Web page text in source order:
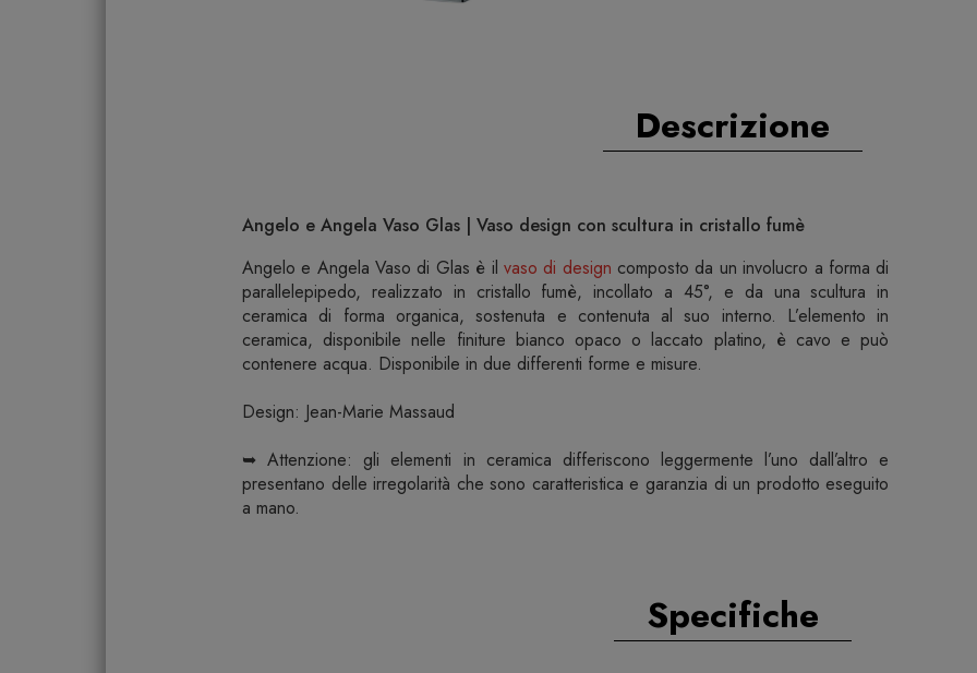
Descrizione
Angelo e Angela Vaso Glas | Vaso design con scultura in cristallo fumè
Angelo e Angela Vaso di Glas è il vaso di design composto da un involucro a forma di
parallelepipedo, realizzato in cristallo fumè, incollato a 45°, e da una scultura in
ceramica di forma organica, sostenuta e contenuta al suo interno. L’elemento in
ceramica, disponibile nelle finiture bianco opaco o laccato platino, è cavo e può
contenere acqua. Disponibile in due differenti forme e misure.
Design: Jean-Marie Massaud
➥ Attenzione: gli elementi in ceramica differiscono leggermente l’uno dall’altro e
presentano delle irregolarità che sono caratteristica e garanzia di un prodotto eseguito
a mano.
Specifiche